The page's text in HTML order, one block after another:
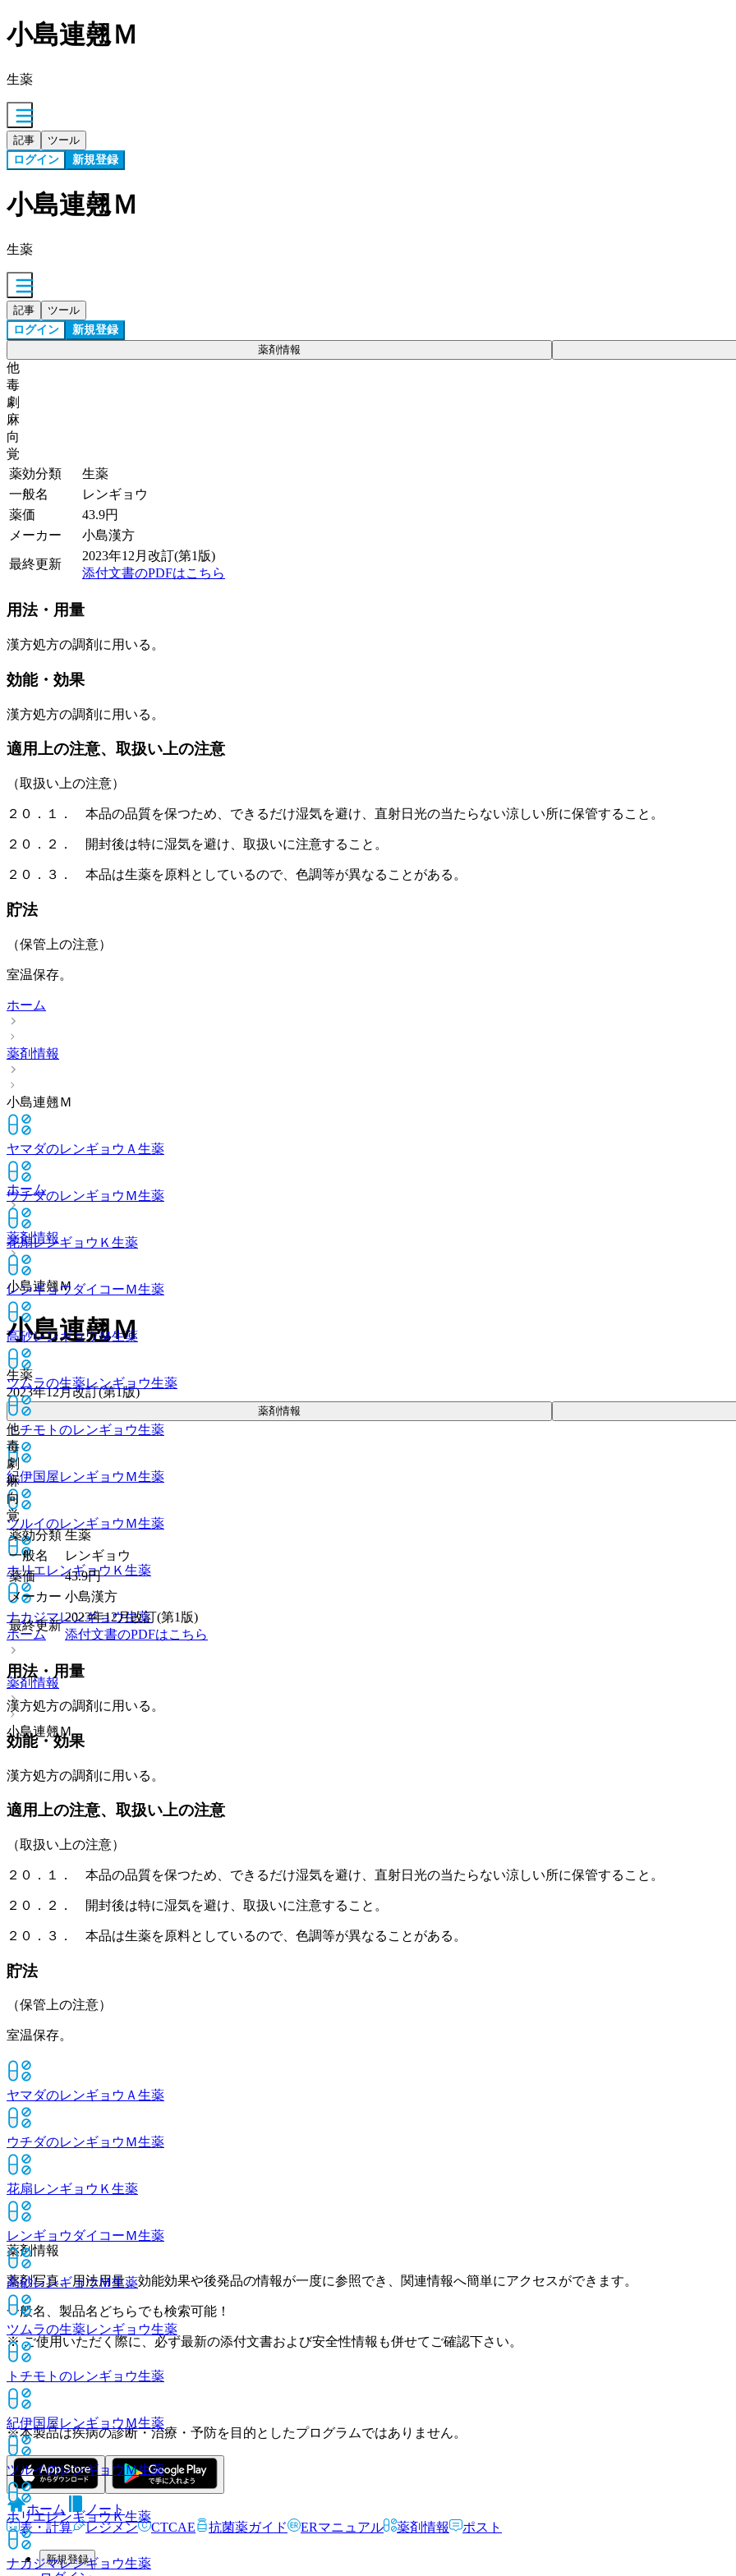
小島連翹Ｍ
生薬
記事 ツール
ログイン 新規登録
小島連翹Ｍ
生薬
記事 ツール
ログイン 新規登録
薬剤情報
他
毒
劇
麻
向
覚
薬効分類
生薬
一般名
レンギョウ
薬価
43.9円
メーカー
小島漢方
最終更新
2023年12月改訂(第1版)
添付文書のPDFはこちら
用法・用量
漢方処方の調剤に用いる。
効能・効果
漢方処方の調剤に用いる。
適用上の注意、取扱い上の注意
（取扱い上の注意）
２０．１． 本品の品質を保つため、できるだけ湿気を避け、直射日光の当たらない涼しい所に保管すること。
２０．２． 開封後は特に湿気を避け、取扱いに注意すること。
２０．３． 本品は生薬を原料としているので、色調等が異なることがある。
貯法
（保管上の注意）
室温保存。
ホーム
薬剤情報
小島連翹Ｍ
ヤマダのレンギョウＡ 生薬
ウチダのレンギョウＭ生薬
花扇レンギョウＫ 生薬
レンギョウダイコーＭ生薬
高砂レンギョウＭ生薬
ツムラの生薬レンギョウ生薬
トチモトのレンギョウ生薬
紀伊国屋レンギョウＭ生薬
ツルイのレンギョウＭ生薬
ホリエレンギョウＫ 生薬
ナカジマレンギョウ生薬
ホーム
薬剤情報
小島連翹Ｍ
ホーム
薬剤情報
小島連翹Ｍ
小島連翹Ｍ
生薬
2023年12月改訂(第1版)
薬剤情報
他
毒
劇
麻
向
覚
薬効分類 生薬
一般名
レンギョウ
薬価
43.9円
メーカー 小島漢方
最終更新
2023年12月改訂(第1版)
添付文書のPDFはこちら
用法・用量
漢方処方の調剤に用いる。
効能・効果
漢方処方の調剤に用いる。
適用上の注意、取扱い上の注意
（取扱い上の注意）
２０．１． 本品の品質を保つため、できるだけ湿気を避け、直射日光の当たらない涼しい所に保管すること。
２０．２． 開封後は特に湿気を避け、取扱いに注意すること。
２０．３． 本品は生薬を原料としているので、色調等が異なることがある。
貯法
（保管上の注意）
室温保存。
ヤマダのレンギョウＡ 生薬
ウチダのレンギョウＭ生薬
花扇レンギョウＫ 生薬
レンギョウダイコーＭ生薬
高砂レンギョウＭ生薬
ツムラの生薬レンギョウ生薬
トチモトのレンギョウ生薬
紀伊国屋レンギョウＭ生薬
ツルイのレンギョウＭ生薬
ホリエレンギョウＫ生薬
ナカジマレンギョウ生薬
薬剤情報
薬剤写真、用法用量、効能効果や後発品の情報が一度に参照でき、関連情報へ簡単にアクセスができます。
一般名、製品名どちらでも検索可能！
※ ご使用いただく際に、必ず最新の添付文書および安全性情報も併せてご確認下さい。
※本製品は疾病の診断・治療・予防を目的としたプログラムではありません。
ホーム
ノート
表・計算
レジメン CTCAE 抗菌薬ガイド ERマニュアル 薬剤情報 ポスト
新規登録